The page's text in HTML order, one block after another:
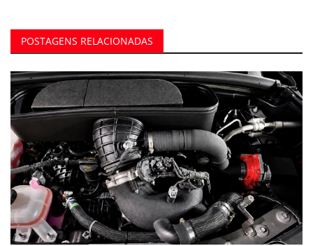
POSTAGENS RELACIONADAS